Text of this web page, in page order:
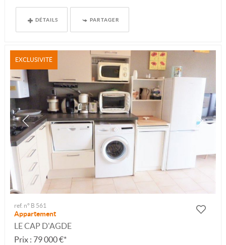
DÉTAILS PARTAGER
EXCLUSIVITÉ
ref. n° B 561
Appartement
LE CAP D'AGDE
Prix : 79 000 €*